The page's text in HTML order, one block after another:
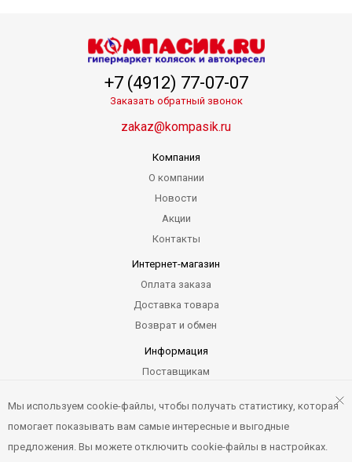
+7 (4912) 77-07-07
Заказать обратный звонок
zakaz@kompasik.ru
Компания
О компании
Новости
Акции
Контакты
Интернет-магазин
Оплата заказа
Доставка товара
Возврат и обмен
Информация
Поставщикам
Мы используем cookie-файлы, чтобы получать статистику, которая
помогает показывать вам самые интересные и выгодные
предложения. Вы можете отключить cookie-файлы в настройках.